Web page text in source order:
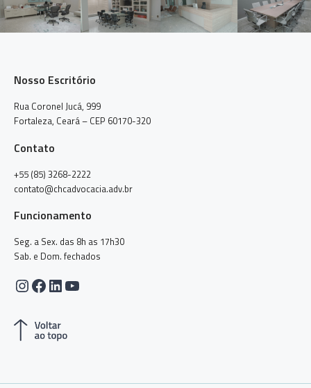
Nosso Escritório
Rua Coronel Jucá, 999
Fortaleza, Ceará – CEP 60170-320
Contato
+55 (85) 3268-2222
contato@chcadvocacia.adv.br
Funcionamento
Seg. a Sex. das 8h as 17h30
Sab. e Dom. fechados
Instagram
Facebook
LinkedIn
Youtube